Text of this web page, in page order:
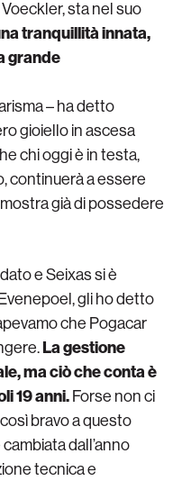
sta nel suo
tranquillità innata,
grande
– ha detto
gioiello in ascesa
chi oggi è in testa,
continuerà a essere
già di possedere
e Seixas si è
gli ho detto
che Pogacar
La gestione
ma ciò che conta è
19 anni.Forse non ci
bravo a questo
dall’anno
tecnica e